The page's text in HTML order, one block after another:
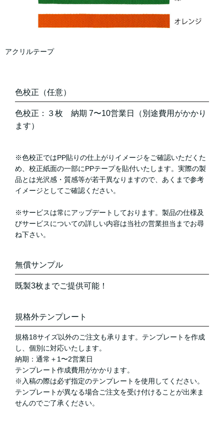
アクリルテープ
色校正（任意）
色校正：３枚 納期 7〜10営業日（別途費用がかかり
ます）
※色校正ではPP貼りの仕上がりイメージをご確認いただくた
め、校正紙面の一部にPPテープを貼付いたします。実際の製
品とは光沢感・質感等が若干異なりますので、あくまで参考
イメージとしてご確認ください。
※サービスは常にアップデートしております。製品の仕様及
びサービスについての詳しい内容は当社の営業担当までお尋
ね下さい。
無償サンプル
既製3枚までご提供可能！
規格外テンプレート
規格18サイズ以外のご注文も承ります。テンプレートを作成
し、個別に対応いたします。
納期：通常＋1〜2営業日
テンプレート作成費用がかかります。
※入稿の際は必ず指定のテンプレートを使用してください。
テンプレートが異なる場合ご注文を受け付けることが出来ま
せんのでご了承ください。